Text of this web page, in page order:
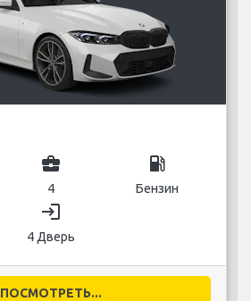
business_center
4
local_gas_station
Бензин
login
4 Дверь
ПОСМОТРЕТЬ...